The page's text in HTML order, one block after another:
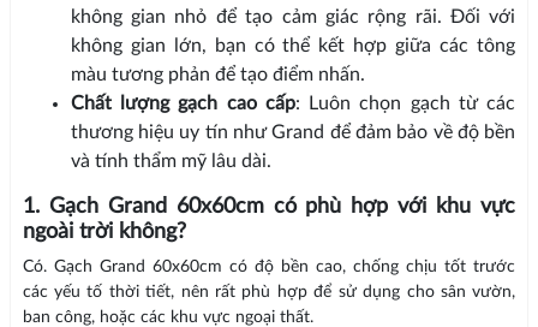
không gian nhỏ để tạo cảm giác rộng rãi. Đối với
không gian lớn, bạn có thể kết hợp giữa các tông
màu tương phản để tạo điểm nhấn.
Chất lượng gạch cao cấp: Luôn chọn gạch từ các
thương hiệu uy tín như Grand để đảm bảo về độ bền
và tính thẩm mỹ lâu dài.
1. Gạch Grand 60x60cm có phù hợp với khu vực
ngoài trời không?
Có. Gạch Grand 60x60cm có độ bền cao, chống chịu tốt trước
các yếu tố thời tiết, nên rất phù hợp để sử dụng cho sân vườn,
ban công, hoặc các khu vực ngoại thất.